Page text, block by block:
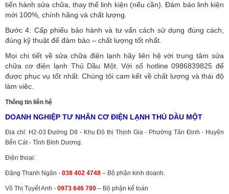
tiến hành sửa chữa, thay thế linh kiện (nếu cần). Đảm bảo linh kiện
mới 100%, chính hãng và chất lượng.
Bước 4: Cấp phiếu bảo hành và tư vấn cách sử dụng đúng cách,
đúng kỹ thuật để đảm bảo – chất lượng tốt nhất.
Mọi chi tiết về sửa chữa điện lạnh hãy liên hệ với trung tâm sửa
chữa cơ điện lạnh Thủ Dầu Một. Với số hotline 0986839825 để
được phục vụ tốt nhất. Chúng tôi cam kết về chất lượng và thái độ
làm việc.
Thông tin liên hệ
DOANH NGHIỆP TƯ NHÂN CƠ ĐIỆN LẠNH THỦ DẦU MỘT
Địa chỉ: H2-03 Đường D8 - Khu Đô thị Thịnh Gia - Phường Tân Định - Huyện
Bến Cát - Tỉnh Bình Dương.
Điện thoại:
Đặng Thanh Ngân - 038 402 4748 – Bộ phận kinh doanh.
Võ Thị Tuyết Anh - 0973 646 780 – Bộ phận kế toán